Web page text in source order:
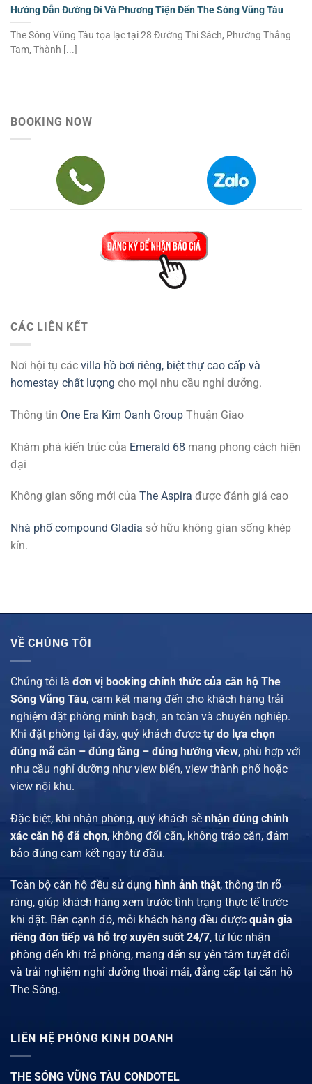
Hướng Dẫn Đường Đi Và Phương Tiện Đến The Sóng Vũng Tàu
The Sóng Vũng Tàu tọa lạc tại 28 Đường Thi Sách, Phường Thắng
Tam, Thành [...]
BOOKING NOW
CÁC LIÊN KẾT
Nơi hội tụ các villa hồ bơi riêng, biệt thự cao cấp và
homestay chất lượng cho mọi nhu cầu nghỉ dưỡng.
Thông tin One Era Kim Oanh Group Thuận Giao
Khám phá kiến trúc của Emerald 68 mang phong cách hiện
đại
Không gian sống mới của The Aspira được đánh giá cao
Nhà phố compound Gladia sở hữu không gian sống khép
kín.
VỀ CHÚNG TÔI
Chúng tôi là đơn vị booking chính thức của căn hộ The
Sóng Vũng Tàu, cam kết mang đến cho khách hàng trải
nghiệm đặt phòng minh bạch, an toàn và chuyên nghiệp.
Khi đặt phòng tại đây, quý khách được tự do lựa chọn
đúng mã căn – đúng tầng – đúng hướng view, phù hợp với
nhu cầu nghỉ dưỡng như view biển, view thành phố hoặc
view nội khu.
Đặc biệt, khi nhận phòng, quý khách sẽ nhận đúng chính
xác căn hộ đã chọn, không đổi căn, không tráo căn, đảm
bảo đúng cam kết ngay từ đầu.
Toàn bộ căn hộ đều sử dụng hình ảnh thật, thông tin rõ
ràng, giúp khách hàng xem trước tình trạng thực tế trước
khi đặt. Bên cạnh đó, mỗi khách hàng đều được quản gia
riêng đón tiếp và hỗ trợ xuyên suốt 24/7, từ lúc nhận
phòng đến khi trả phòng, mang đến sự yên tâm tuyệt đối
và trải nghiệm nghỉ dưỡng thoải mái, đẳng cấp tại căn hộ
The Sóng.
LIÊN HỆ PHÒNG KINH DOANH
THE SÓNG VŨNG TÀU CONDOTEL